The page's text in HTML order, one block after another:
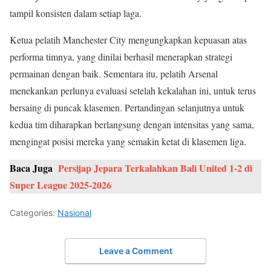
tampil konsisten dalam setiap laga.
Ketua pelatih Manchester City mengungkapkan kepuasan atas
performa timnya, yang dinilai berhasil menerapkan strategi
permainan dengan baik. Sementara itu, pelatih Arsenal
menekankan perlunya evaluasi setelah kekalahan ini, untuk terus
bersaing di puncak klasemen. Pertandingan selanjutnya untuk
kedua tim diharapkan berlangsung dengan intensitas yang sama,
mengingat posisi mereka yang semakin ketat di klasemen liga.
Baca Juga Persijap Jepara Terkalahkan Bali United 1-2 di
Super League 2025-2026
Categories: Nasional
Leave a Comment